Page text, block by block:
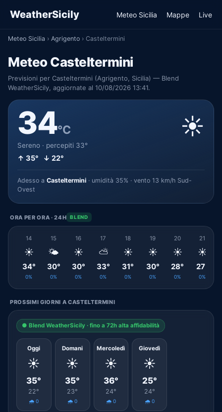
WeatherSicily Meteo Sicilia Mappe Live
Meteo Sicilia › Agrigento › Casteltermini
Meteo Casteltermini
Previsioni per Casteltermini (Agrigento, Sicilia) — Blend
WeatherSicily, aggiornate al 10/08/2026 13:41.
34°C
Sereno · percepiti 33°
↑ 35° ↓ 22°
☀️
Adesso a Casteltermini · umidità 35% · vento 13 km/h Sud-
Ovest
ORA PER ORA · 24H BLEND
14
☀️
34°
0%
15
🌤️
30°
0%
16
☀️
30°
0%
17
⛅
33°
0%
18
☀️
31°
0%
19
☀️
30°
0%
20
☀️
28°
0%
21
☀️
27°
0%
PROSSIMI GIORNI A CASTELTERMINI
● Blend WeatherSicily · fino a 72h alta affidabilità
Oggi
☀️
35°
22°
🌧️ 0
Domani
☀️
35°
23°
🌧️ 0
Mercoledì
☀️
36°
24°
🌧️ 0
Giovedì
☀️
25°
24°
🌧️ 0